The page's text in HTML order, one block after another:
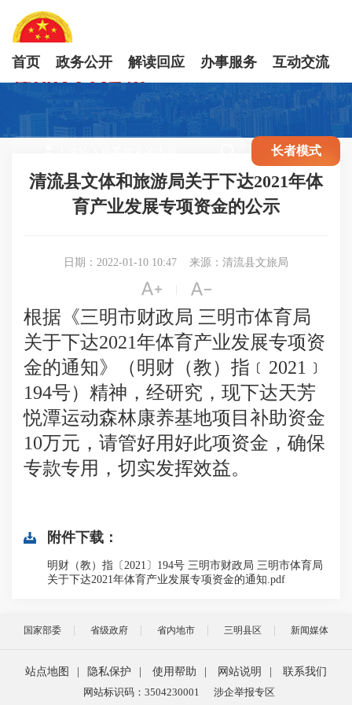
首页 政务公开 解读回应 办事服务 互动交流
长者模式
清流县文体和旅游局关于下达2021年体
育产业发展专项资金的公示
日期：2022-01-10 10:47 来源：清流县文旅局
 
根据 《三明市财政局 三明市体育局
关于下达2021年体育产业发展专项资
金的通知》（明 财（教）指﹝ 2021 ﹞
194号）精神，经研究，现下达天芳
悦潭运动森林康养基地项目 补助资金
10万元， 请管好用好此项资金，确保
专款专用，切实发挥效益。
附件下载：
明财（教）指〔2021〕194号 三明市财政局 三明市体育局
关于下达2021年体育产业发展专项资金的通知.pdf
国家部委 省级政府 省内地市 三明县区 新闻媒体
站点地图 隐私保护 使用帮助 网站说明
联系我们
网站标识码：3504230001
涉企举报专区